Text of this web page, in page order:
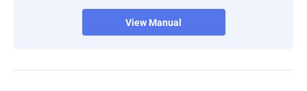
View Manual